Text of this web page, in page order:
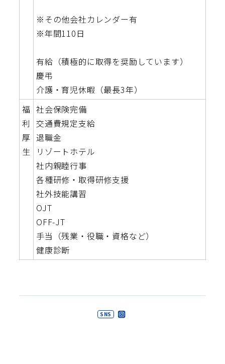
※その他会社カレンダー有
※年間110日
有給（積極的に取得を奨励しています）
慶弔
介護・育児休暇（最長3年）
福
利
厚
生
社会保険完備
交通費規定支給
退職金
リゾートホテル
社内親睦行事
各種研修・取得研修支援
社外技能講習
OJT
OFF-JT
手当（残業・役職・資格など）
健康診断
SNS